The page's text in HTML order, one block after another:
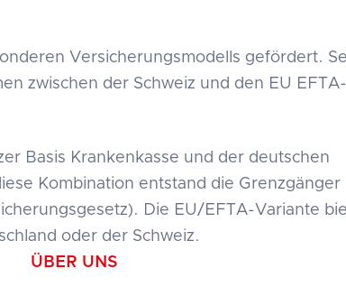
Versicherungsmodells gefördert.
zwischen der Schweiz und den EU EFTA-
Basis Krankenkasse und der deutschen
Kombination entstand die Grenzgänger
Die EU/EFTA-Variante
oder der Schweiz.
ÜBER UNS